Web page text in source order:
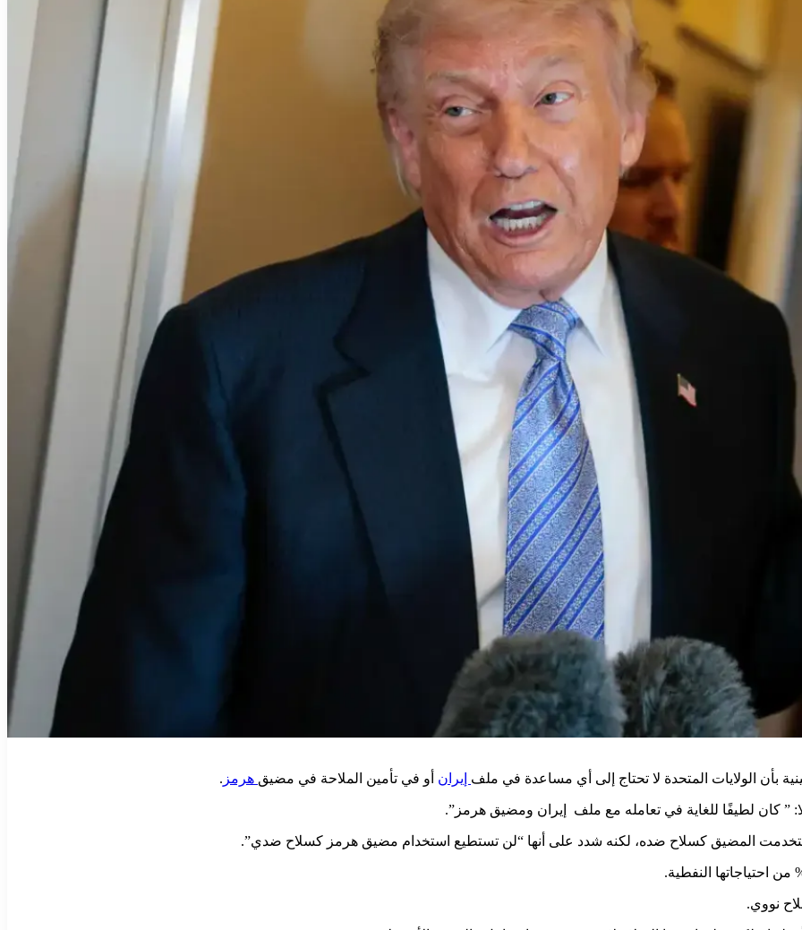
بأن الولايات المتحدة لا تحتاج إلى أي مساعدة في ملف إيران أو في تأمين الملاحة في مضيق هرمز .
” كان لطيفًا للغاية في تعامله مع ملف إيران ومضيق هرمز”.
المضيق كسلاح ضده، لكنه شدد على أنها “لن تستطيع استخدام مضيق هرمز كسلاح ضدي”.
نووي.